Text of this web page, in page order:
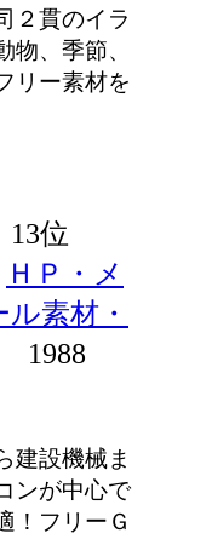
２貫のイラ
物、季節、
リー素材を
13位
ＨＰ・メ
ル素材・
1988
建設機械ま
ンが中心で
！フリーＧ